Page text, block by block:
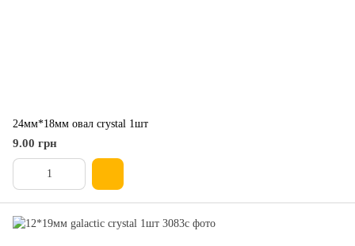
24мм*18мм овал crystal 1шт
9.00 грн